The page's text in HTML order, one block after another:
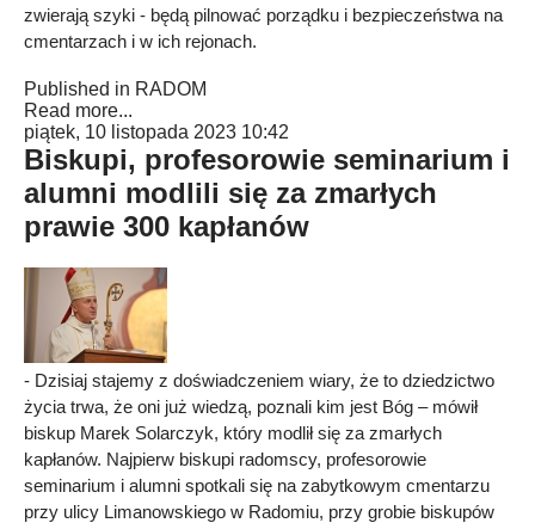
zwierają szyki - będą pilnować porządku i bezpieczeństwa na
cmentarzach i w ich rejonach.
Published in RADOM
Read more...
piątek, 10 listopada 2023 10:42
Biskupi, profesorowie seminarium i
alumni modlili się za zmarłych
prawie 300 kapłanów
- Dzisiaj stajemy z doświadczeniem wiary, że to dziedzictwo
życia trwa, że oni już wiedzą, poznali kim jest Bóg – mówił
biskup Marek Solarczyk, który modlił się za zmarłych
kapłanów. Najpierw biskupi radomscy, profesorowie
seminarium i alumni spotkali się na zabytkowym cmentarzu
przy ulicy Limanowskiego w Radomiu, przy grobie biskupów